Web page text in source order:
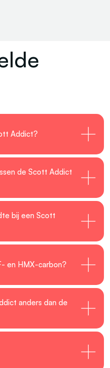
Addict?
de Scott Addict
bij een Scott
en HMX-carbon?
anders dan de